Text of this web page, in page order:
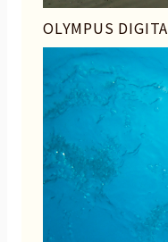
OLYMPUS